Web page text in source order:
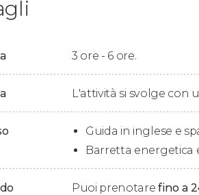
all'orario indicato al
lungo i sentieri
nel tempo.
percorso, poi, osserveremo anche i
nero... Il Parco Naturale dei
3 ore - 6 ore.
L'attività si svolge con
Guida in inglese e
Barretta energetica
Puoi prenotarefino a